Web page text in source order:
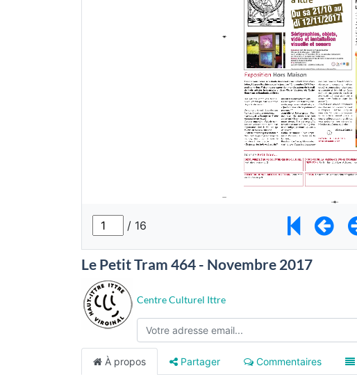
Le Petit Tram 464 - Novembre 2017
Centre Culturel Ittre
À propos Partager Commentaires